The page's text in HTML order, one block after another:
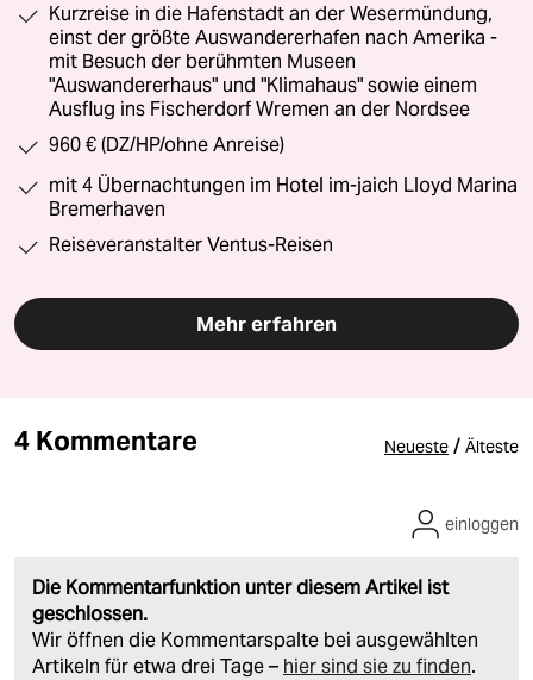
Kurzreise in die Hafenstadt an der Wesermündung,
einst der größte Auswandererhafen nach Amerika -
mit Besuch der berühmten Museen
"Auswandererhaus" und "Klimahaus" sowie einem
Ausflug ins Fischerdorf Wremen an der Nordsee
960 € (DZ/HP/ohne Anreise)
mit 4 Übernachtungen im Hotel im-jaich Lloyd Marina
Bremerhaven
Reiseveranstalter Ventus-Reisen
Mehr erfahren
4 Kommentare Neueste / Älteste
Die Kommentarfunktion unter diesem Artikel ist
geschlossen.
Wir öffnen die Kommentarspalte bei ausgewählten
Artikeln für etwa drei Tage – hier sind sie zu finden.
einloggen